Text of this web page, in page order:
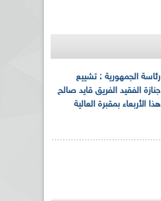
رئاسة الجمهورية : تشييع
جنازة الفقيد الفريق قايد صالح
هذا الأربعاء بمقبرة العالية